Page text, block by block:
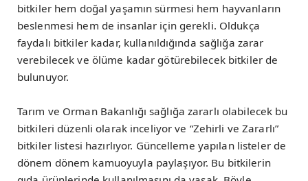
bitkiler hem doğal yaşamın sürmesi hem hayvanların
beslenmesi hem de insanlar için gerekli. Oldukça
faydalı bitkiler kadar, kullanıldığında sağlığa zarar
verebilecek ve ölüme kadar götürebilecek bitkiler de
bulunuyor.
Tarım ve Orman Bakanlığı sağlığa zararlı olabilecek bu
bitkileri düzenli olarak inceliyor ve “Zehirli ve Zararlı”
bitkiler listesi hazırlıyor. Güncelleme yapılan listeler de
dönem dönem kamuoyuyla paylaşıyor. Bu bitkilerin